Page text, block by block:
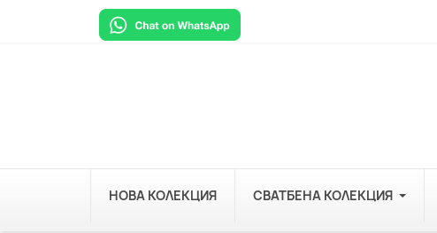
НОВА КОЛЕКЦИЯ СВАТБЕНА КОЛЕКЦИЯ